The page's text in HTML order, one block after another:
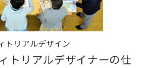
トリアルデザイン
トリアルデザイナーの仕